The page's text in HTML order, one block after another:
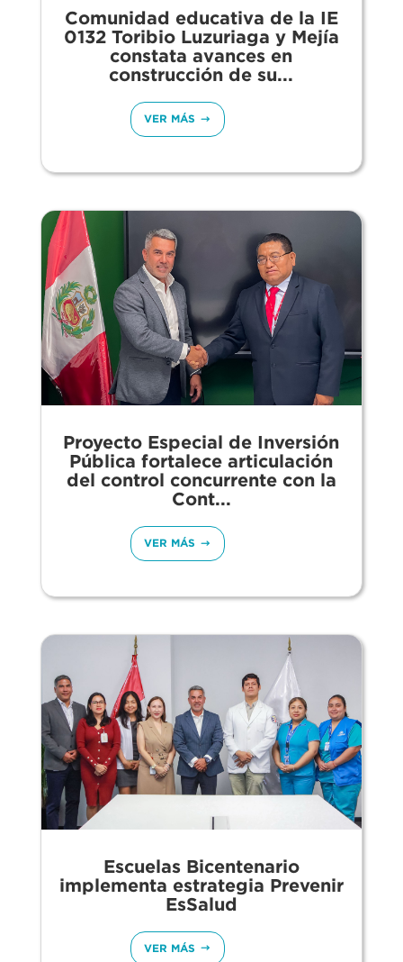
Comunidad educativa de la IE
0132 Toribio Luzuriaga y Mejía
constata avances en
construcción de su...
VER MÁS
Proyecto Especial de Inversión
Pública fortalece articulación
del control concurrente con la
Cont...
VER MÁS
Escuelas Bicentenario
implementa estrategia Prevenir
EsSalud
VER MÁS